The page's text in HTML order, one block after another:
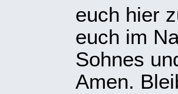
euch hier
euch im
Sohnes
Amen.